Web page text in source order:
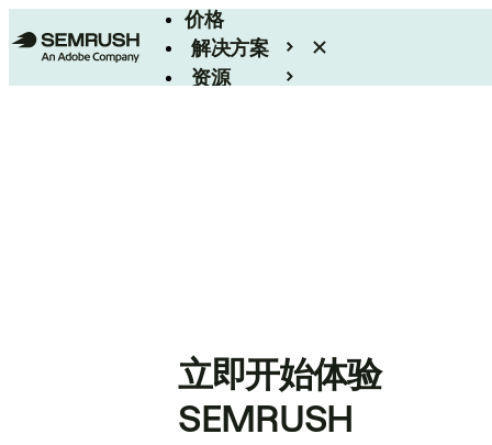
价格
解决方案
资源
立即开始体验
SEMRUSH